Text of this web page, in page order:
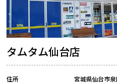
タムタム仙台店
住所 宮城県仙台市